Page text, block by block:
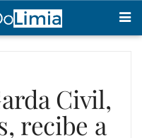
Civil,
recibe a